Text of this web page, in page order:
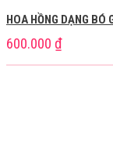
HOA HỒNG DẠNG BÓ
600.000 ₫